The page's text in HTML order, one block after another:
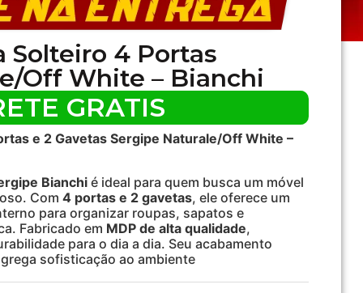
Solteiro 4 Portas
Off White – Bianchi
GRATIS
e 2 Gavetas Sergipe Naturale/Off White –
Bianchi é ideal para quem busca um móvel
Com 4 portas e 2 gavetas, ele oferece um
para organizar roupas, sapatos e
Fabricado em MDP de alta qualidade,
para o dia a dia. Seu acabamento
sofisticação ao ambiente